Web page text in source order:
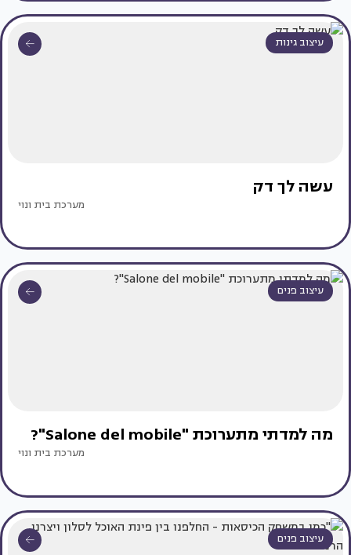
עיצוב גינות
עשה לך דק
מערכת בית ונוי
עיצוב פנים
מה למדתי מתערוכת "Salone del mobile"?
מערכת בית ונוי
עיצוב פנים